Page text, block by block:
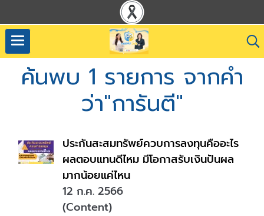
ค้นพบ 1 รายการ จากคำ
ว่า"การันตี"
ประกันสะสมทรัพย์ควบการลงทุนคืออะไร
ผลตอบแทนดีไหม มีโอกาสรับเงินปันผล
มากน้อยแค่ไหน
12 ก.ค. 2566
(Content)